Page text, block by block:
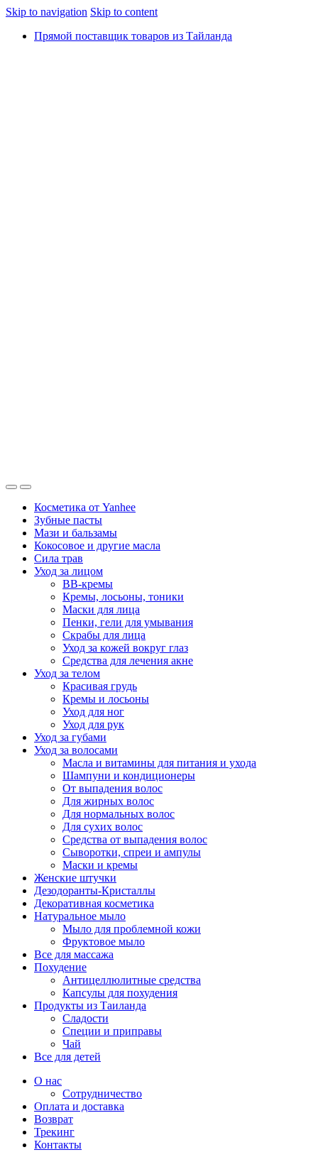
Skip to navigation Skip to content
Прямой поставщик товаров из Тайланда
Косметика от Yanhee
Зубные пасты
Мази и бальзамы
Кокосовое и другие масла
Сила трав
Уход за лицом
BB-кремы
Кремы, лосьоны, тоники
Маски для лица
Пенки, гели для умывания
Скрабы для лица
Уход за кожей вокруг глаз
Средства для лечения акне
Уход за телом
Красивая грудь
Кремы и лосьоны
Уход для ног
Уход для рук
Уход за губами
Уход за волосами
Масла и витамины для питания и ухода
Шампуни и кондиционеры
От выпадения волос
Для жирных волос
Для нормальных волос
Для сухих волос
Средства от выпадения волос
Сыворотки, спреи и ампулы
Маски и кремы
Женские штучки
Дезодоранты-Кристаллы
Декоративная косметика
Натуральное мыло
Мыло для проблемной кожи
Фруктовое мыло
Все для массажа
Похудение
Антицеллюлитные средства
Капсулы для похудения
Продукты из Таиланда
Сладости
Специи и приправы
Чай
Все для детей
О нас
Сотрудничество
Оплата и доставка
Возврат
Трекинг
Контакты